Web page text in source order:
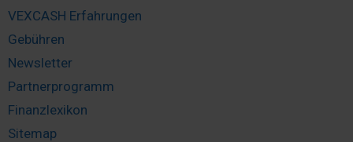
VEXCASH Erfahrungen
Gebühren
Newsletter
Partnerprogramm
Finanzlexikon
Sitemap